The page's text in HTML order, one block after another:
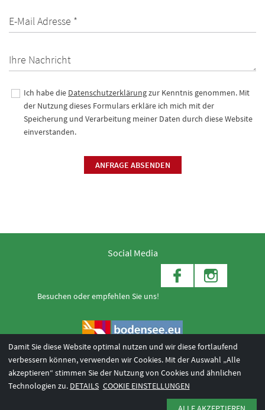
E-Mail Adresse *
Ihre Nachricht
Ich habe die Datenschutzerklärungzur Kenntnis genommen. Mit
der Nutzung dieses Formulars erkläre ich mich mit der
Speicherung und Verarbeitung meiner Daten durch diese Website
einverstanden.
ANFRAGE ABSENDEN
Social Media
Besuchen oder empfehlen Sie uns!
© 2026 Internationale Bodensee Tourismus GmbH
Damit Sie diese Website optimal nutzen und wir diese fortlaufend
verbessern können, verwenden wir Cookies. Mit der Auswahl „Alle
akzeptieren“ stimmen Sie der Nutzung von Cookies und ähnlichen
Technologien zu. DETAILS COOKIE EINSTELLUNGEN